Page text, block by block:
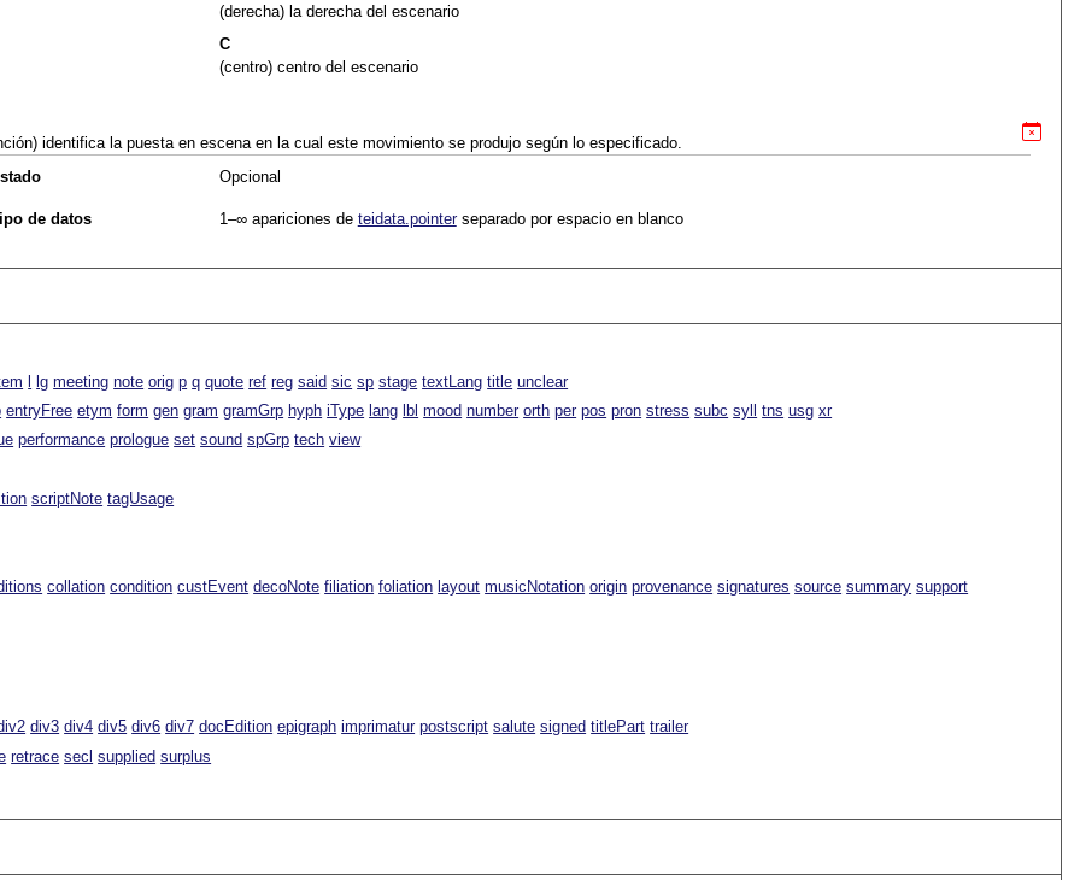
(derecha) la derecha del escenario
C
(centro) centro del escenario
identifica la puesta en escena en la cual este movimiento se produjo según lo especificado.
Opcional
de datos 1–∞ apariciones de teidata.pointer separado por espacio en blanco
l lg meeting note orig p q quote ref reg said sic sp stage textLang title unclear
entryFree etym form gen gram gramGrp hyph iType lang lbl mood number orth per pos pron stress subc syll tns usg xr
performance prologue set sound spGrp tech view
scriptNote tagUsage
collation condition custEvent decoNote filiation foliation layout musicNotation origin provenance signatures source summary support
div3 div4 div5 div6 div7 docEdition epigraph imprimatur postscript salute signed titlePart trailer
retrace secl supplied surplus